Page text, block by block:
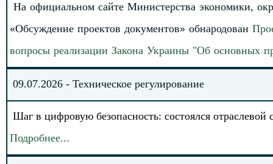
На официальном сайте Министерства экономики,
«Обсуждение проектов документов» обнародован
вопросы реализации Закона Украины "Об основных
09.07.2026 - Техническое регулирование
Шаг в цифровую безопасность: состоялся
Подробнее...